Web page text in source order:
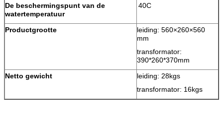
De beschermingspunt van de
watertemperatuur
40C
Productgrootte
leiding: 560×260×560
mm
transformator:
390*260*370mm
Netto gewicht
leiding: 28kgs
transformator: 16kgs